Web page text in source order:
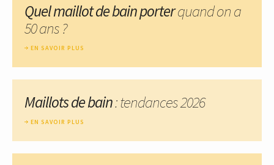
Quel maillot de bain porterquand on a
50 ans ?
EN SAVOIR PLUS
Maillots de bain: tendances 2026
EN SAVOIR PLUS